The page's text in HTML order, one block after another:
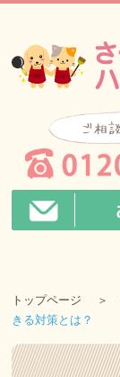
トップページ
きる対策とは？